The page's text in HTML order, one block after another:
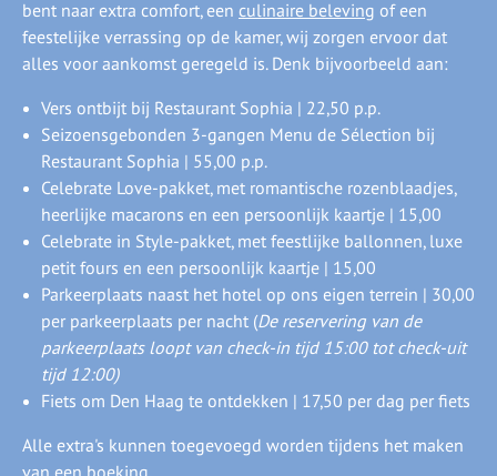
bent naar extra comfort, een culinaire beleving of een
feestelijke verrassing op de kamer, wij zorgen ervoor dat
alles voor aankomst geregeld is. Denk bijvoorbeeld aan:
Vers ontbijt bij Restaurant Sophia | 22,50 p.p.
Seizoensgebonden 3-gangen Menu de Sélection bij
Restaurant Sophia | 55,00 p.p.
Celebrate Love-pakket, met romantische rozenblaadjes,
heerlijke macarons en een persoonlijk kaartje | 15,00
Celebrate in Style-pakket, met feestlijke ballonnen, luxe
petit fours en een persoonlijk kaartje | 15,00
Parkeerplaats naast het hotel op ons eigen terrein | 30,00
per parkeerplaats per nacht (De reservering van de
parkeerplaats loopt van check-in tijd 15:00 tot check-uit
tijd 12:00)
Fiets om Den Haag te ontdekken | 17,50 per dag per fiets
Alle extra's kunnen toegevoegd worden tijdens het maken